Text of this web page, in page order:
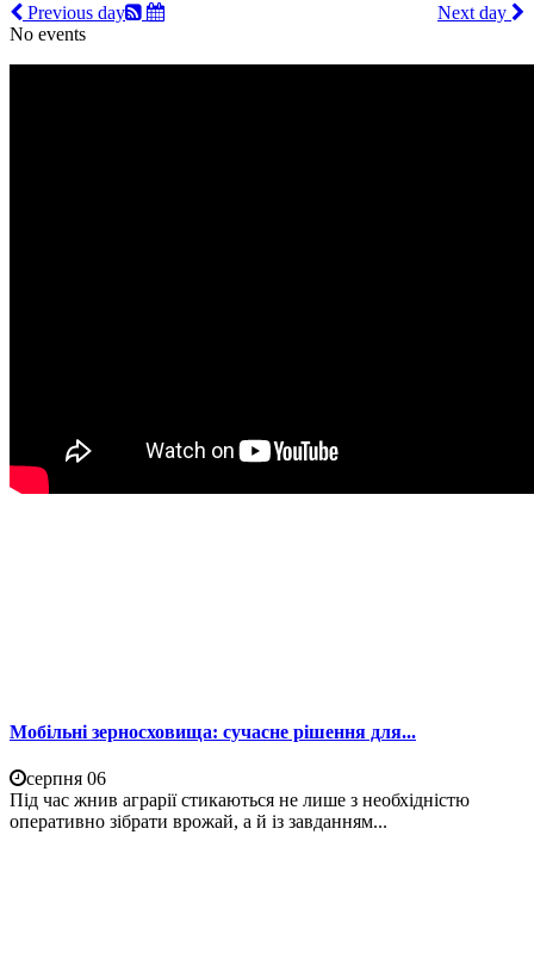
Previous day
Next day
No events
Мобільні зерносховища: сучасне рішення для...
серпня 06
Під час жнив аграрії стикаються не лише з необхідністю
оперативно зібрати врожай, а й із завданням...